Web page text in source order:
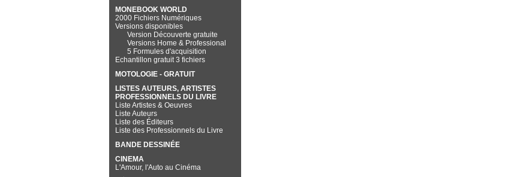
MONEBOOK WORLD
2000 Fichiers Numériques
Versions disponibles
Version Découverte gratuite
Versions Home & Professional
5 Formules d'acquisition
Echantillon gratuit 3 fichiers
MOTOLOGIE - GRATUIT
LISTES AUTEURS, ARTISTES
PROFESSIONNELS DU LIVRE
Liste Artistes & Oeuvres
Liste Auteurs
Liste des Éditeurs
Liste des Professionnels du Livre
BANDE DESSINÉE
CINEMA
L'Amour, l'Auto au Cinéma